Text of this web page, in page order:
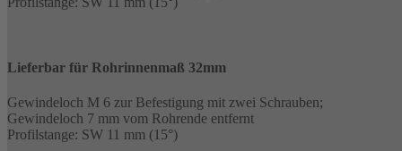
Lieferbar für Rohrinnenmaß 32mm
Gewindeloch M 6 zur Befestigung mit zwei Schrauben;
Gewindeloch 7 mm vom Rohrende entfernt
Profilstange: SW 11 mm (15°)